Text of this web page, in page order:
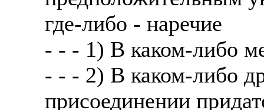
где-либо - наречие
- - - 1) В каком-либо
- - - 2) В каком-либо
присоединении